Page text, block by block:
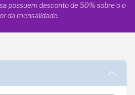
possuem desconto de 50% sobre o o
da mensalidade.